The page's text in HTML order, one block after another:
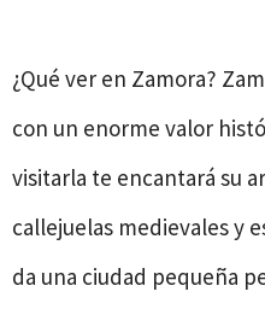
¿Qué ver en Zamora?
con un enorme valor
visitarla te encantará su
callejuelas medievales y
da una ciudad pequeña